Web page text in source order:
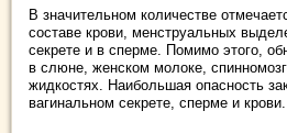
В значительном количестве
составе крови, менструальных
секрете и в сперме. Помимо этого,
в слюне, женском молоке,
жидкостях. Наибольшая опасность
вагинальном секрете, сперме и крови.